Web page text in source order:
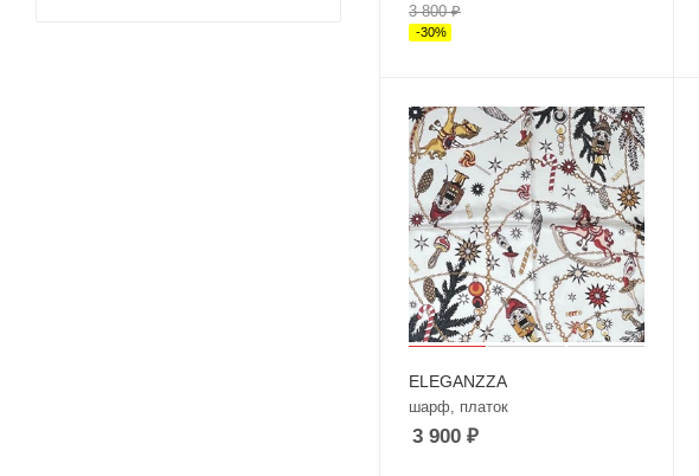
3 800₽
-30%
ELEGANZZA
шарф, платок
3 900 ₽